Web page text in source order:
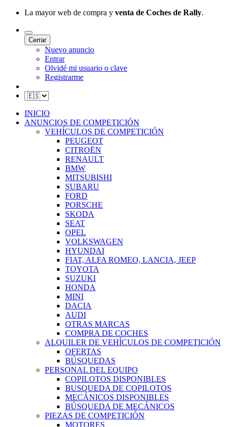
La mayor web de compra y venta de Coches de Rally.
Cerrar
Nuevo anuncio
Entrar
Olvidé mi usuario o clave
Registrarme
INICIO
ANUNCIOS DE COMPETICIÓN
VEHÍCULOS DE COMPETICIÓN
PEUGEOT
CITROËN
RENAULT
BMW
MITSUBISHI
SUBARU
FORD
PORSCHE
SKODA
SEAT
OPEL
VOLKSWAGEN
HYUNDAI
FIAT, ALFA ROMEO, LANCIA, JEEP
TOYOTA
SUZUKI
HONDA
MINI
DACIA
AUDI
OTRAS MARCAS
COMPRA DE COCHES
ALQUILER DE VEHÍCULOS DE COMPETICIÓN
OFERTAS
BÚSQUEDAS
PERSONAL DEL EQUIPO
COPILOTOS DISPONIBLES
BUSQUEDA DE COPILOTOS
MECÁNICOS DISPONIBLES
BÚSQUEDA DE MECÁNICOS
PIEZAS DE COMPETICIÓN
MOTORES